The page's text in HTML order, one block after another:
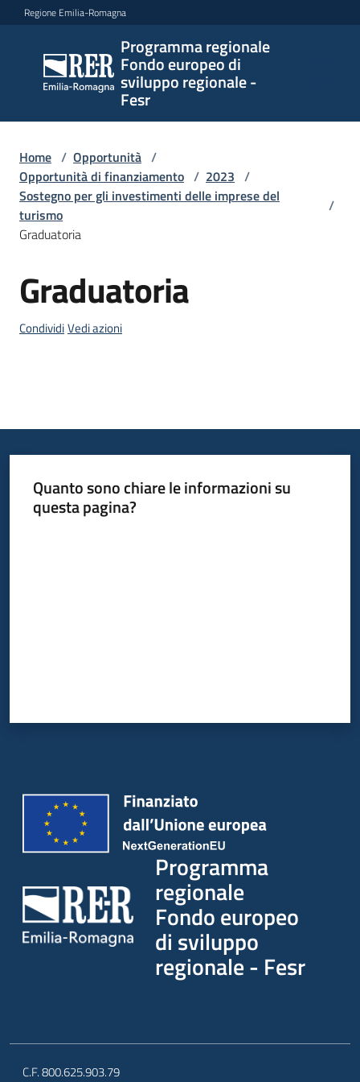
Vai al contenuto
Vai alla navigazione
Vai al footer
Regione Emilia-Romagna
Programma regionale
Fondo europeo di
sviluppo regionale -
Fesr
Programma
regionale
Fondo
europeo di
regionale -
Fesr
e
Progetti
attività
partecipazione
Seguici
Home / Opportunità /
Opportunità di finanziamento / 2023 /
Sostegno per gli investimenti delle imprese del
turismo
/
Graduatoria
Salta al contenuto
Graduatoria
CondividiVedi azioni
Quanto sono chiare le informazioni su
questa pagina?
Programma
regionale
Fondo europeo
di sviluppo
regionale - Fesr
C.F. 800.625.903.79